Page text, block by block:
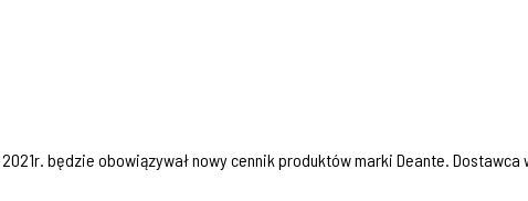
będzie obowiązywał nowy cennik produktów marki Deante.